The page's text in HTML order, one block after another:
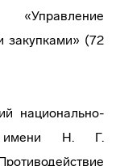
закупками» (72
национально-
имени Н. Г.